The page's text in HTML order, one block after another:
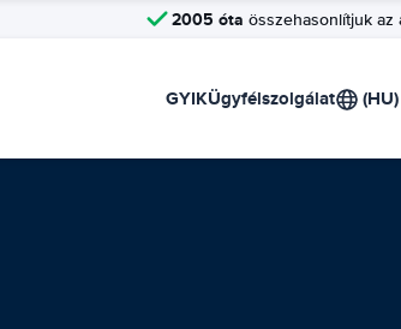
2005 óta összehasonlítjuk az
GYIKÜgyfélszolgálat (HU)